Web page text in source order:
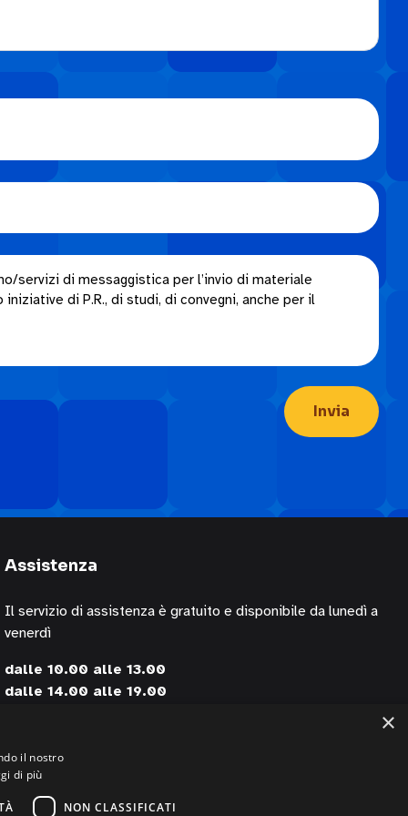
servizi di messaggistica per l’invio di materiale
di P.R., di studi, di convegni, anche per il
Assistenza
Il servizio di assistenza è gratuito e disponibile da lunedì a
venerdì
dalle 10.00 alle 13.00
dalle 14.00 alle 19.00
+39 02 30076303
×
il nostro
di più
NON CLASSIFICATI